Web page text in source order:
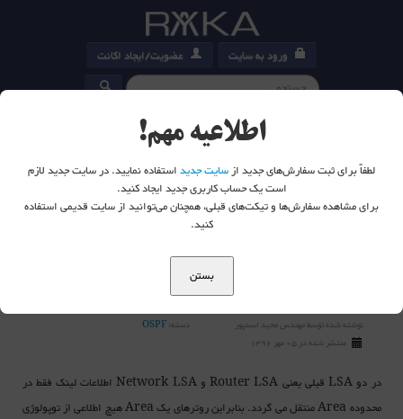
ورود به سایت عضویت/ایجاد اکانت
کارت خرید
شما اینجا هستید:خانه وبلاگ
OSPF
نوشته شده توسطمهندس مجید اسدپور دسته:OSPF
منتشر شده در 05 مهر 1396
در دو LSA قبلی یعنی Router LSA و Network LSA اطلاعات لینک فقط در
محدوده Area منتقل می گردد. بنابراین روترهای یک Area هیچ اطلاعی از توپولوژی
اطلاعیه مهم!
لطفاً برای ثبت سفارش‌های جدید ازسایت جدیداستفاده نمایید. در سایت جدید لازم
است یک حساب کاربری جدید ایجاد کنید.
برای مشاهده سفارش‌ها و تیکت‌های قبلی، همچنان می‌توانید از سایت قدیمی استفاده
کنید.
بستن